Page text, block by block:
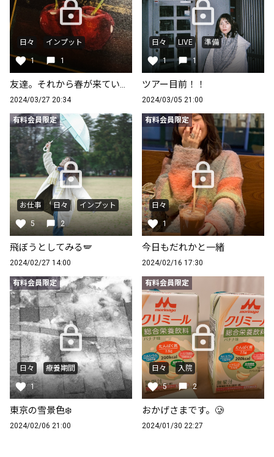
日々 インプット
1 1
友達。それから春が来ていることとか
2024/03/27 20:34
日々 LIVE 準備
1 1
ツアー目前！！
2024/03/05 21:00
有料会員限定
お仕事 日々 インプット
5 2
飛ぼうとしてみる🪽
2024/02/27 14:00
有料会員限定
日々
1
今日もだれかと一緒
2024/02/16 17:30
有料会員限定
日々 療養期間
1
東京の雪景色❄️
2024/02/06 21:00
有料会員限定
日々 入院
5 2
おかげさまです。🥲
2024/01/30 22:27